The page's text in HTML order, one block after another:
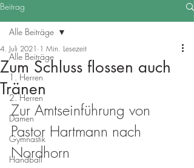
Beitrag
Alle Beiträge
1. Herren
2. Herren
Damen
Gymnastik
Handball
Alle Beiträge
Zum Schluss flossen auch
Tränen
4. Juli 2021 1 Min. Lesezeit
Zur Amtseinführung von
Pastor Hartmann nach
Nordhorn